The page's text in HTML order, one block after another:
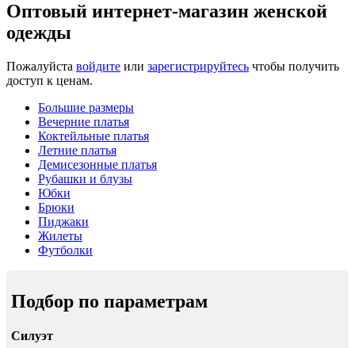
Оптовый интернет-магазин женской
одежды
Пожалуйста войдите или зарегистрируйтесь чтобы получить
доступ к ценам.
Большие размеры
Вечерние платья
Коктейльные платья
Летние платья
Демисезонные платья
Рубашки и блузы
Юбки
Брюки
Пиджаки
Жилеты
Футболки
Подбор по параметрам
Силуэт